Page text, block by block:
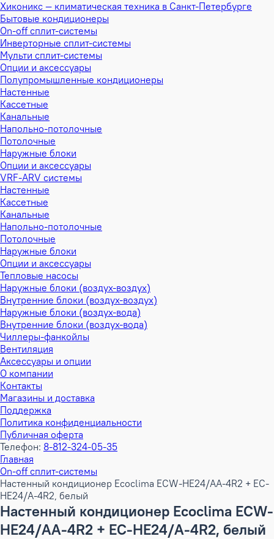
Хиконикс — климатическая техника в Санкт-Петербурге
Бытовые кондиционеры
On-off сплит-системы
Инверторные сплит-системы
Мульти сплит-системы
Опции и аксессуары
Полупромышленные кондиционеры
Настенные
Кассетные
Канальные
Напольно-потолочные
Потолочные
Наружные блоки
Опции и аксессуары
VRF-ARV системы
Настенные
Кассетные
Канальные
Напольно-потолочные
Потолочные
Наружные блоки
Опции и аксессуары
Тепловые насосы
Наружные блоки (воздух-воздух)
Внутренние блоки (воздух-воздух)
Наружные блоки (воздух-вода)
Внутренние блоки (воздух-вода)
Чиллеры-фанкойлы
Вентиляция
Аксессуары и опции
О компании
Контакты
Магазины и доставка
Поддержка
Политика конфиденциальности
Публичная оферта
Телефон: 8-812-324-05-35
Главная
On-off сплит-системы
Настенный кондиционер Ecoclima ECW-HE24/AA-4R2 + EC-
HE24/A-4R2, белый
Настенный кондиционер Ecoclima ECW-
HE24/AA-4R2 + EC-HE24/A-4R2, белый